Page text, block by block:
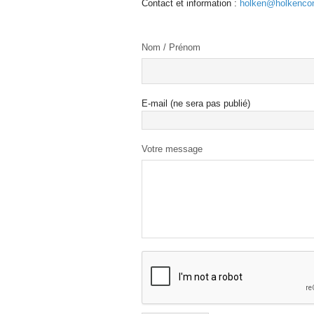
Contact et information :
Nom / Prénom
E-mail (ne sera pas publié)
Votre message